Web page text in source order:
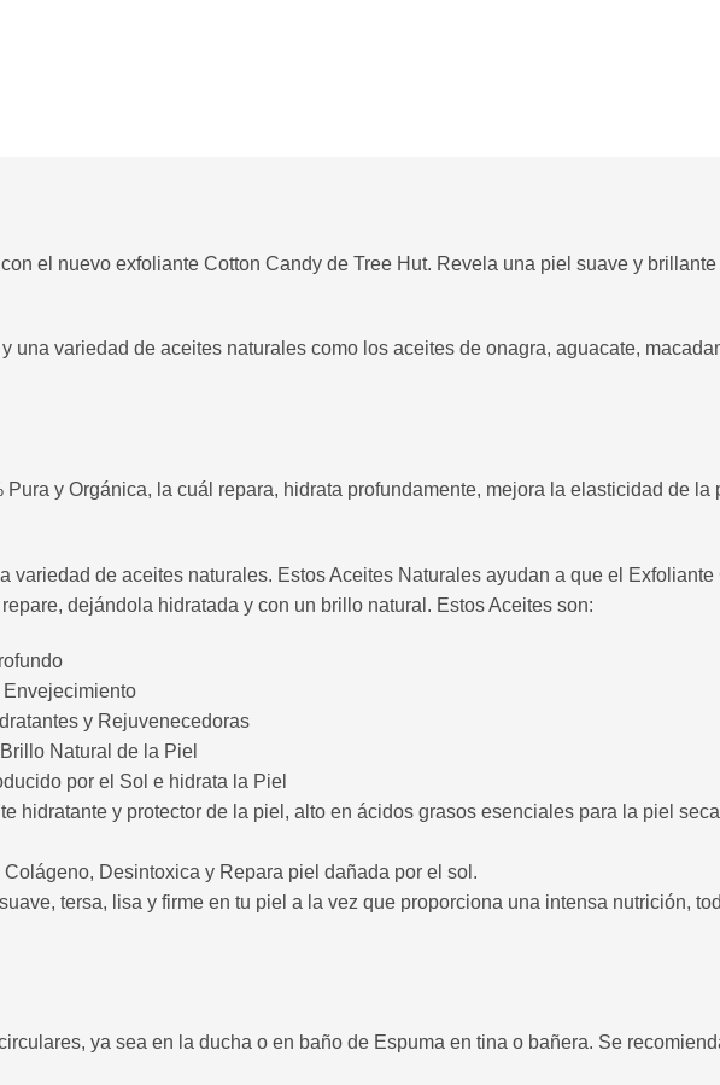
el nuevo exfoliante Cotton Candy de Tree Hut. Revela una piel suave y
una variedad de aceites naturales como los aceites de onagra, aguacate,
y Orgánica, la cuál repara, hidrata profundamente, mejora la elasticidad de
variedad de aceites naturales. Estos Aceites Naturales ayudan a que el
dejándola hidratada y con un brillo natural. Estos Aceites son:
y Rejuvenecedoras
Natural de la Piel
por el Sol e hidrata la Piel
hidratante y protector de la piel, alto en ácidos grasos esenciales para la piel
Desintoxica y Repara piel dañada por el sol.
tersa, lisa y firme en tu piel a la vez que proporciona una intensa nutrición,
ya sea en la ducha o en baño de Espuma en tina o bañera. Se